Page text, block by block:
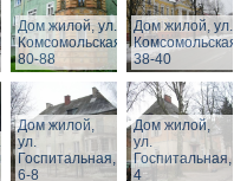
Дом жилой, ул.
Комсомольская,
80-88
Дом жилой, ул.
Комсомольская,
38-40
З.
Дом жилой,
ул.
Госпитальная,
6-8
Дом жилой,
ул.
Госпитальная,
4